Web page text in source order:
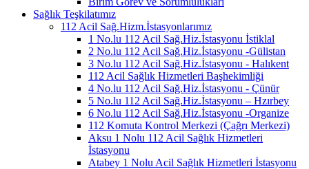
Sağlık Teşkilatımız
112 Acil Sağ.Hizm.İstasyonlarımız
1 No.lu 112 Acil Sağ.Hiz.İstasyonu İstiklal
2 No.lu 112 Acil Sağ.Hiz.İstasyonu -Gülistan
3 No.lu 112 Acil Sağ.Hiz.İstasyonu - Halıkent
112 Acil Sağlık Hizmetleri Başhekimliği
4 No.lu 112 Acil Sağ.Hiz.İstasyonu - Çünür
5 No.lu 112 Acil Sağ.Hiz.İstasyonu – Hzırbey
6 No.lu 112 Acil Sağ.Hiz.İstasyonu -Organize
112 Komuta Kontrol Merkezi (Çağrı Merkezi)
Aksu 1 Nolu 112 Acil Sağlık Hizmetleri
İstasyonu
Atabey 1 Nolu Acil Sağlık Hizmetleri İstasyonu